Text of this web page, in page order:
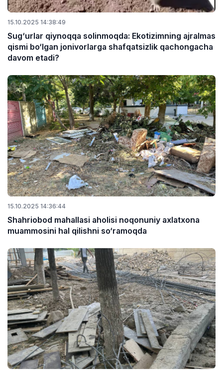
15.10.2025 14:38:49
Sug‘urlar qiynoqqa solinmoqda: Ekotizimning ajralmas
qismi bo‘lgan jonivorlarga shafqatsizlik qachongacha
davom etadi?
15.10.2025 14:36:44
Shahriobod mahallasi aholisi noqonuniy axlatxona
muammosini hal qilishni so‘ramoqda